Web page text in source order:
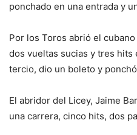
ponchado en una entrada y
Por los Toros abrió el
dos vueltas sucias y tres hits
tercio, dio un boleto y
El abridor del Licey, Jaime
una carrera, cinco hits, dos